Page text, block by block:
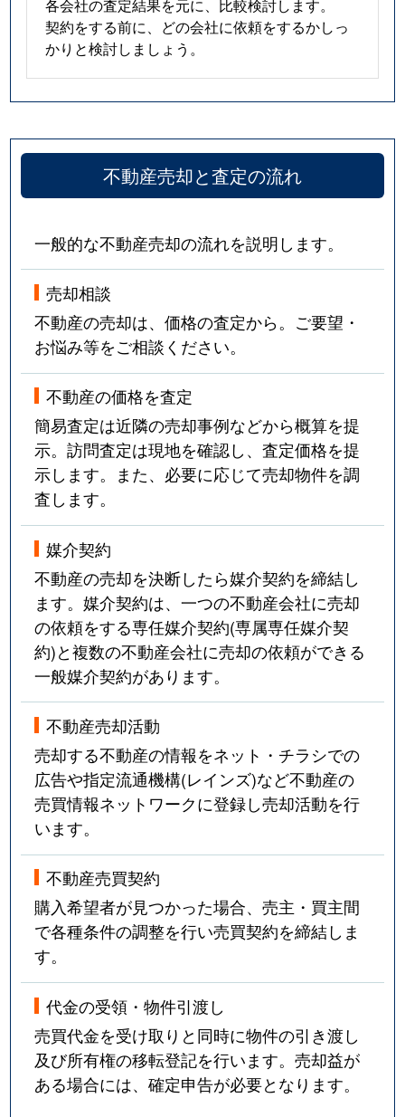
各会社の査定結果を元に、比較検討します。
契約をする前に、どの会社に依頼をするかしっ
かりと検討しましょう。
不動産売却と査定の流れ
一般的な不動産売却の流れを説明します。
売却相談
不動産の売却は、価格の査定から。ご要望・
お悩み等をご相談ください。
不動産の価格を査定
簡易査定は近隣の売却事例などから概算を提
示。訪問査定は現地を確認し、査定価格を提
示します。また、必要に応じて売却物件を調
査します。
媒介契約
不動産の売却を決断したら媒介契約を締結し
ます。媒介契約は、一つの不動産会社に売却
の依頼をする専任媒介契約(専属専任媒介契
約)と複数の不動産会社に売却の依頼ができる
一般媒介契約があります。
不動産売却活動
売却する不動産の情報をネット・チラシでの
広告や指定流通機構(レインズ)など不動産の
売買情報ネットワークに登録し売却活動を行
います。
不動産売買契約
購入希望者が見つかった場合、売主・買主間
で各種条件の調整を行い売買契約を締結しま
す。
代金の受領・物件引渡し
売買代金を受け取りと同時に物件の引き渡し
及び所有権の移転登記を行います。売却益が
ある場合には、確定申告が必要となります。